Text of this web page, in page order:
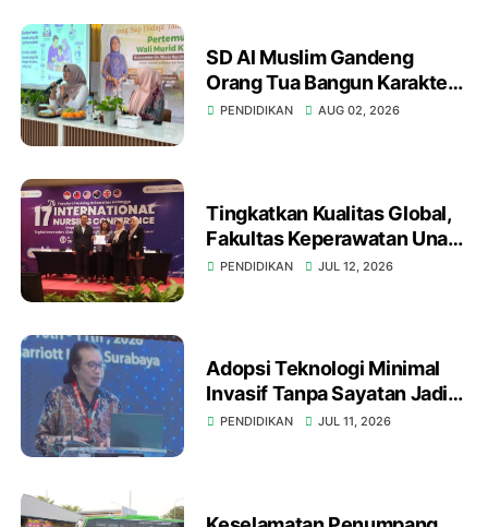
SD Al Muslim Gandeng
Orang Tua Bangun Karakter
Anak Hadapi Tantangan
PENDIDIKAN AUG 02, 2026
Tingkatkan Kualitas Global,
Fakultas Keperawatan Unair
Gelar International Nursing
PENDIDIKAN JUL 12, 2026
Adopsi Teknologi Minimal
Invasif Tanpa Sayatan Jadi
Fokus di 43rd Fiesta Urology
PENDIDIKAN JUL 11, 2026